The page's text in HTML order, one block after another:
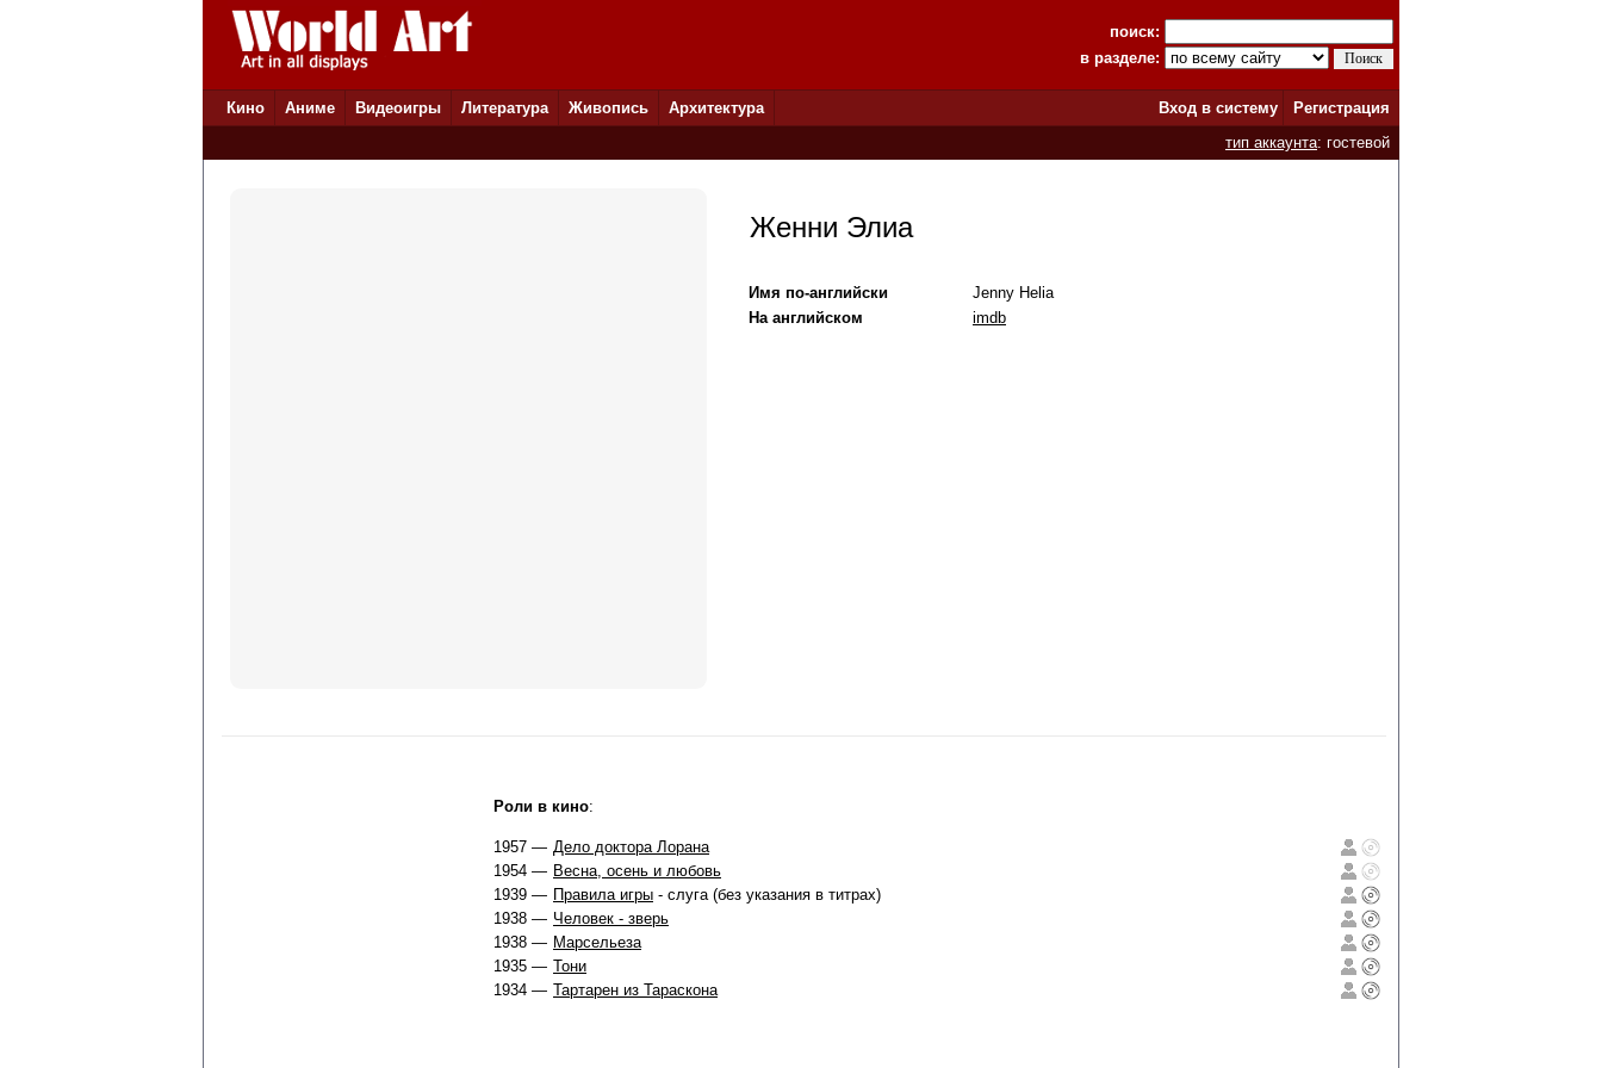
поиск:
в разделе:
Кино Аниме Видеоигры Литература Живопись Архитектура Вход в систему
Регистрация
тип аккаунта: гостевой
Женни Элиа
Имя по-английски
Jenny Helia
На английском
imdb
Роли в кино:
1957 — Дело доктора Лорана
1954 — Весна, осень и любовь
1939 — Правила игры - слуга (без указания в титрах)
1938 — Человек - зверь
1938 — Марсельеза
1935 — Тони
1934 — Тартарен из Тараскона